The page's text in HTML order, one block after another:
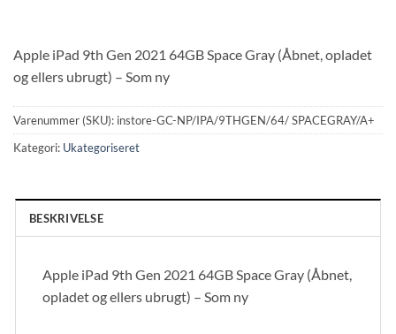
Apple iPad 9th Gen 2021 64GB Space Gray (Åbnet, opladet
og ellers ubrugt) – Som ny
Varenummer (SKU): instore-GC-NP/IPA/9THGEN/64/ SPACEGRAY/A+
Kategori: Ukategoriseret
BESKRIVELSE
Apple iPad 9th Gen 2021 64GB Space Gray (Åbnet,
opladet og ellers ubrugt) – Som ny